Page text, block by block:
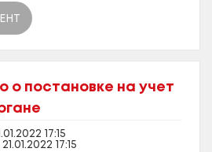
о постановке на учет
17:15
17:15